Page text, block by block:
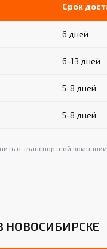
Срок
6 дней
6-13 дней
5-8 дней
5-8 дней
в транспортной компании.
НОВОСИБИРСКЕ